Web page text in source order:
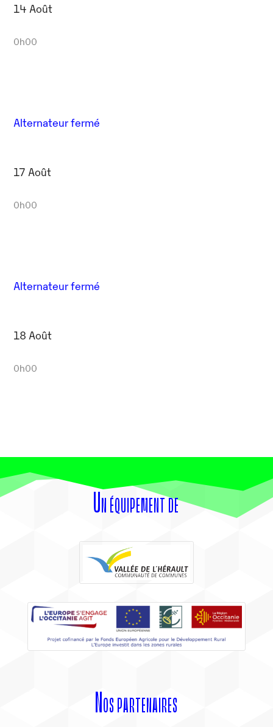
14 Août
0h00
Alternateur fermé
17 Août
0h00
Alternateur fermé
18 Août
0h00
Un équipement de
Nos partenaires